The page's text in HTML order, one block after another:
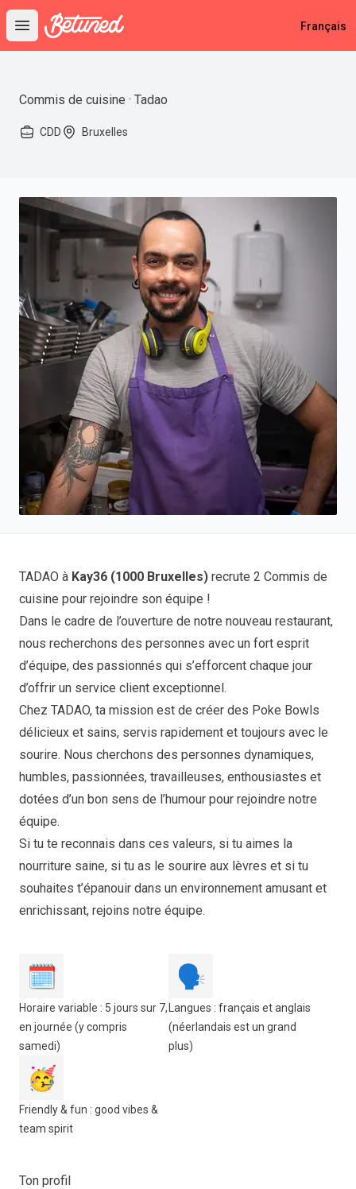
Open main menu
Betuned Français
Commis de cuisine · Tadao
CDD Bruxelles
TADAO à Kay36 (1000 Bruxelles) recrute 2 Commis de
cuisine pour rejoindre son équipe !
Dans le cadre de l’ouverture de notre nouveau restaurant,
nous recherchons des personnes avec un fort esprit
d’équipe, des passionnés qui s’efforcent chaque jour
d’offrir un service client exceptionnel.
Chez TADAO, ta mission est de créer des Poke Bowls
délicieux et sains, servis rapidement et toujours avec le
sourire. Nous cherchons des personnes dynamiques,
humbles, passionnées, travailleuses, enthousiastes et
dotées d’un bon sens de l’humour pour rejoindre notre
équipe.
Si tu te reconnais dans ces valeurs, si tu aimes la
nourriture saine, si tu as le sourire aux lèvres et si tu
souhaites t’épanouir dans un environnement amusant et
enrichissant, rejoins notre équipe.
🗓️
Horaire variable : 5 jours sur 7,
en journée (y compris
samedi)
🗣️
Langues : français et anglais
(néerlandais est un grand
plus)
🥳
Friendly & fun : good vibes &
team spirit
Ton profil